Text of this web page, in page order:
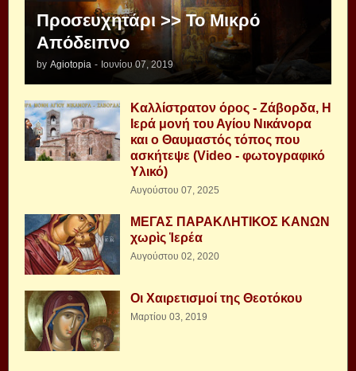
Προσευχητάρι >> Το Μικρό
Απόδειπνο
by Agiotopia - Ιουνίου 07, 2019
Καλλίστρατον όρος - Ζάβορδα, Η
Ιερά μονή του Αγίου Νικάνορα
και ο Θαυμαστός τόπος που
ασκήτεψε (Video - φωτογραφικό
Υλικό)
Αυγούστου 07, 2025
ΜΕΓΑΣ ΠΑΡΑΚΛΗΤΙΚΟΣ ΚΑΝΩΝ
χωρὶς Ἱερέα
Αυγούστου 02, 2020
Οι Χαιρετισμοί της Θεοτόκου
Μαρτίου 03, 2019